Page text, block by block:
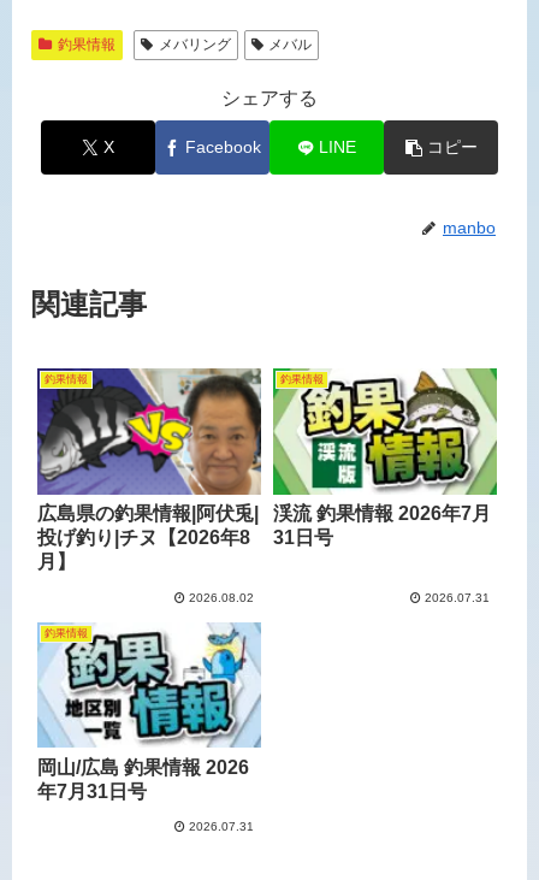
釣果情報 メバリング メバル
シェアする
X Facebook LINE コピー
manbo
関連記事
釣果情報
広島県の釣果情報|阿伏兎|
投げ釣り|チヌ【2026年8
月】
2026.08.02
釣果情報
渓流 釣果情報 2026年7月
31日号
2026.07.31
釣果情報
岡山/広島 釣果情報 2026
年7月31日号
2026.07.31